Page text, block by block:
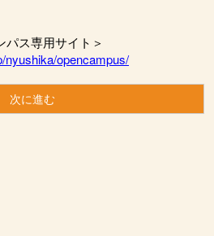
パス専用サイト＞
nyushika/opencampus/
次に進む